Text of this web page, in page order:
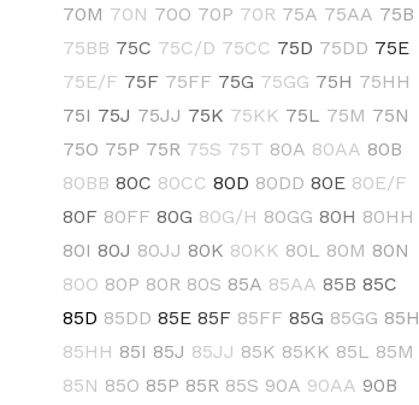
70M 70N 70O 70P 70R 75A 75AA 75B
75BB 75C 75C/D 75CC 75D 75DD 75E
75E/F 75F 75FF 75G 75GG 75H 75HH
75I 75J 75JJ 75K 75KK 75L 75M 75N
75O 75P 75R 75S 75T 80A 80AA 80B
80BB 80C 80CC 80D 80DD 80E 80E/F
80F 80FF 80G 80G/H 80GG 80H 80HH
80I 80J 80JJ 80K 80KK 80L 80M 80N
80O 80P 80R 80S 85A 85AA 85B 85C
85D 85DD 85E 85F 85FF 85G 85GG 85H
85HH 85I 85J 85JJ 85K 85KK 85L 85M
85N 85O 85P 85R 85S 90A 90AA 90B